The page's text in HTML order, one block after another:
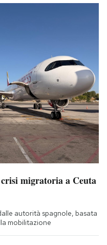
migratoria a Ceuta
autorità spagnole, basata
mobilitazione